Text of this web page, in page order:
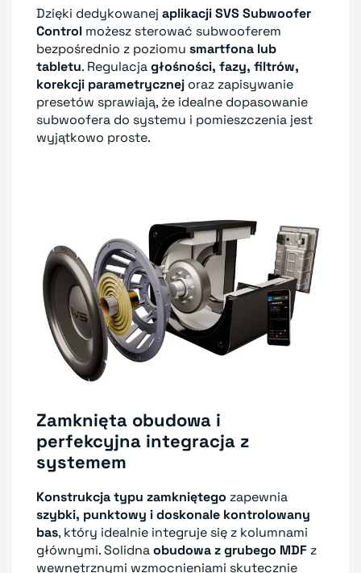
Dzięki dedykowanej aplikacji SVS Subwoofer
Control możesz sterować subwooferem
bezpośrednio z poziomu smartfona lub
tabletu. Regulacjagłośności, fazy, filtrów,
korekcji parametrycznej oraz zapisywanie
presetów sprawiają, że idealne dopasowanie
subwoofera do systemu i pomieszczenia jest
wyjątkowo proste.
Zamknięta obudowa i
perfekcyjna integracja z
systemem
Konstrukcja typu zamkniętego zapewnia
szybki, punktowy i doskonale kontrolowany
bas, który idealnie integruje się z kolumnami
głównymi. Solidnaobudowa z grubego MDF z
wewnętrznymi wzmocnieniami skutecznie